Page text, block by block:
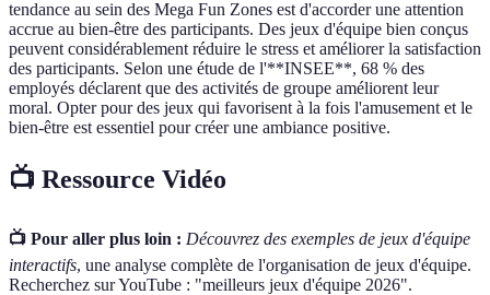
tendance au sein des Mega Fun Zones est d'accorder une attention
accrue au bien-être des participants. Des jeux d'équipe bien conçus
peuvent considérablement réduire le stress et améliorer la satisfaction
des participants. Selon une étude de l'**INSEE**, 68 % des
employés déclarent que des activités de groupe améliorent leur
moral. Opter pour des jeux qui favorisent à la fois l'amusement et le
bien-être est essentiel pour créer une ambiance positive.
📺 Ressource Vidéo
📺 Pour aller plus loin : Découvrez des exemples de jeux d'équipe
interactifs, une analyse complète de l'organisation de jeux d'équipe.
Recherchez sur YouTube : "meilleurs jeux d'équipe 2026".